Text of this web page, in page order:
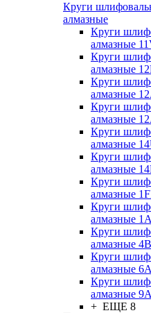
Круги
алмазные
Круги
алмазные
Круги
алмазные
Круги
алмазные
Круги
алмазные
Круги
алмазные
Круги
алмазные
Круги
алмазные
Круги
алмазные
Круги
алмазные
Круги
алмазные
Круги
алмазные
+ ЕЩЕ 8